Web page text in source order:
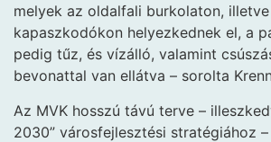
melyek az oldalfali burkolaton, illetve
kapaszkodókon helyezkednek el, a
pedig tűz, és vízálló, valamint
bevonattal van ellátva – sorolta
Az MVK hosszú távú terve –
2030” városfejlesztési stratégiához